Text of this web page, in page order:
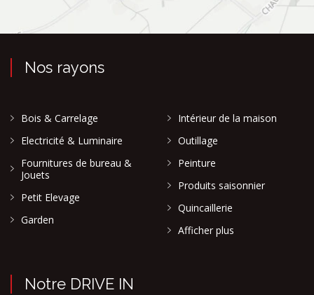
Nos rayons
Bois & Carrelage
Electricité & Luminaire
Fournitures de bureau &
Jouets
Petit Elevage
Garden
Intérieur de la maison
Outillage
Peinture
Produits saisonnier
Quincaillerie
Afficher plus
Notre DRIVE IN